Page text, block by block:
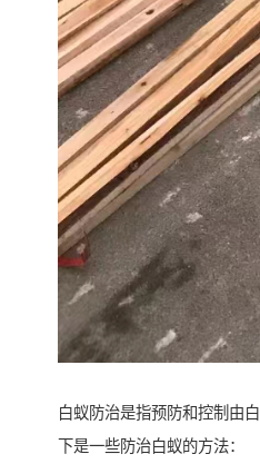
白蚁防治是指预防和控制由
下是一些防治白蚁的方法：